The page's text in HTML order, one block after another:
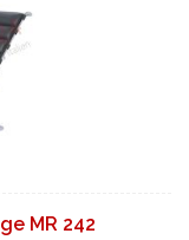
MR 242